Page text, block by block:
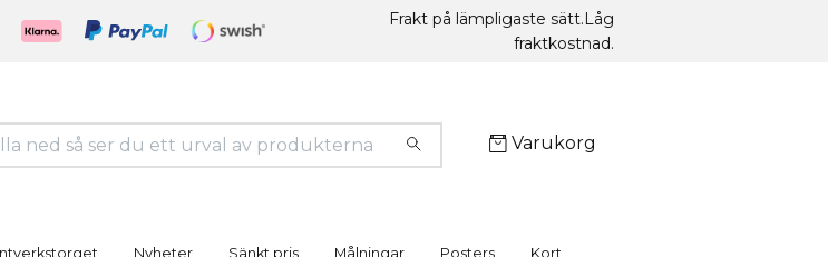
Frakt på lämpligaste sätt.Låg
fraktkostnad.
Varukorg
Nyheter Sänkt pris Målningar Posters Kort